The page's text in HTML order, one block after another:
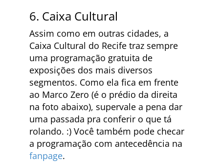
6. Caixa Cultural
Assim como em outras cidades, a
Caixa Cultural do Recife traz sempre
uma programação gratuita de
exposições dos mais diversos
segmentos. Como ela fica em frente
ao Marco Zero (é o prédio da direita
na foto abaixo), supervale a pena dar
uma passada pra conferir o que tá
rolando. :) Você também pode checar
a programação com antecedência na
fanpage.